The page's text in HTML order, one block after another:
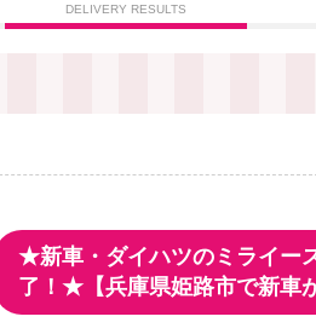
DELIVERY RESULTS
★新車・ダイハツのミライー
了！★【兵庫県姫路市で新車